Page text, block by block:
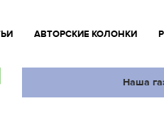
АВТОРСКИЕ КОЛОНКИ
Наша